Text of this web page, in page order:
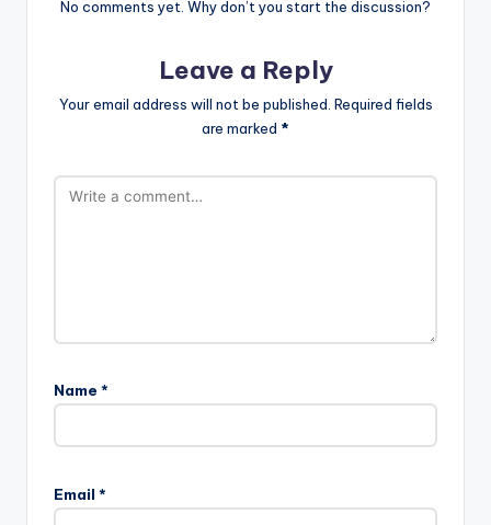
No comments yet. Why don’t you start the discussion?
Leave a Reply
Your email address will not be published. Required fields
are marked *
Name *
Email *